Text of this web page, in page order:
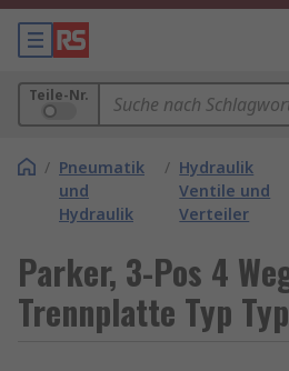
Teile-Nr.
/ Pneumatik
und
Hydraulik
/ Hydraulik
Ventile und
Verteiler
Parker, 3-Pos 4
Trennplatte Typ